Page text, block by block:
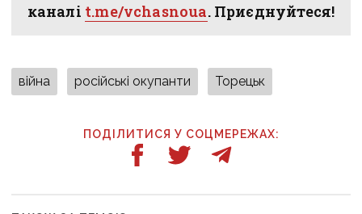
каналі t.me/vchasnoua. Приєднуйтеся!
війна російські окупанти Торецьк
ПОДІЛИТИСЯ У СОЦМЕРЕЖАХ: